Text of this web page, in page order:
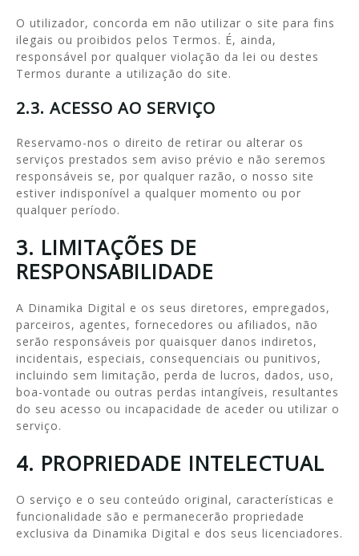
O utilizador, concorda em não utilizar o site para fins
ilegais ou proibidos pelos Termos. É, ainda,
responsável por qualquer violação da lei ou destes
Termos durante a utilização do site.
2.3. ACESSO AO SERVIÇO
Reservamo-nos o direito de retirar ou alterar os
serviços prestados sem aviso prévio e não seremos
responsáveis se, por qualquer razão, o nosso site
estiver indisponível a qualquer momento ou por
qualquer período.
3. LIMITAÇÕES DE
RESPONSABILIDADE
A Dinamika Digital e os seus diretores, empregados,
parceiros, agentes, fornecedores ou afiliados, não
serão responsáveis por quaisquer danos indiretos,
incidentais, especiais, consequenciais ou punitivos,
incluindo sem limitação, perda de lucros, dados, uso,
boa-vontade ou outras perdas intangíveis, resultantes
do seu acesso ou incapacidade de aceder ou utilizar o
serviço.
4. PROPRIEDADE INTELECTUAL
O serviço e o seu conteúdo original, características e
funcionalidade são e permanecerão propriedade
exclusiva da Dinamika Digital e dos seus licenciadores.